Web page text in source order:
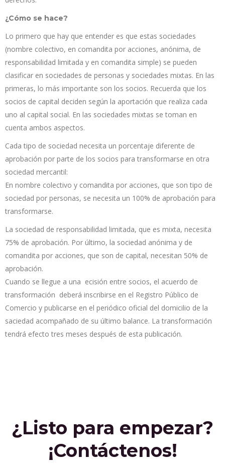
¿Cómo se hace?
Lo primero que hay que entender es que estas sociedades
(nombre colectivo, en comandita por acciones, anónima, de
responsabilidad limitada y en comandita simple) se pueden
clasificar en sociedades de personas y sociedades mixtas. En las
primeras, lo más importante son los socios. Recuerda que los
socios de capital deciden según la aportación que realiza cada
uno al capital social. En las sociedades mixtas se toman en
cuenta ambos aspectos.
Cada tipo de sociedad necesita un porcentaje diferente de
aprobación por parte de los socios para transformarse en otra
sociedad mercantil:
En nombre colectivo y comandita por acciones, que son tipo de
sociedad por personas, se necesita un 100% de aprobación para
transformarse.
La sociedad de responsabilidad limitada, que es mixta, necesita
75% de aprobación. Por último, la sociedad anónima y de
comandita por acciones, que son de capital, necesitan 50% de
aprobación.
Cuando se llegue a una ecisión entre socios, el acuerdo de
transformación deberá inscribirse en el Registro Público de
Comercio y publicarse en el periódico oficial del domicilio de la
saciedad acompañado de su último balance. La transformación
tendrá efecto tres meses después de esta publicación.
¿Listo para empezar?
¡Contáctenos!